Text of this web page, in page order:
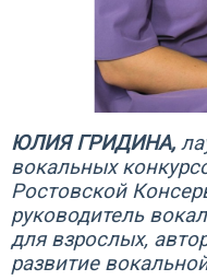
ЮЛИЯ ГРИДИНА,
вокальных
Ростовской
руководитель
для взрослых,
развитие